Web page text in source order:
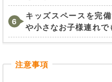
キッズスペースを完
や小さなお子様連れで